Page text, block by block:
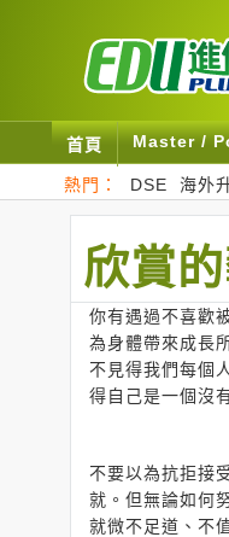
首頁 Master /
熱門： DSE 海外
欣賞
你有遇過不喜歡
為身體帶來成長
不見得我們每個
得自己是一個沒
不要以為抗拒接
就。但無論如何
就微不足道、不